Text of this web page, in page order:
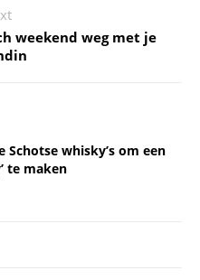
weekend weg met je
Schotse whisky’s om een
te maken